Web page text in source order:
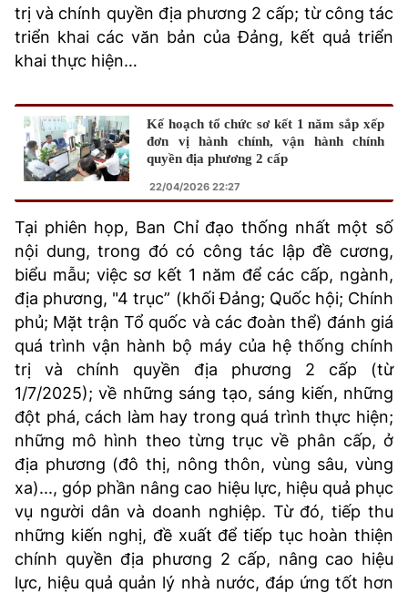
trị và chính quyền địa phương 2 cấp; từ công tác
triển khai các văn bản của Đảng, kết quả triển
khai thực hiện…
Kế hoạch tổ chức sơ kết 1 năm sắp xếp
đơn vị hành chính, vận hành chính
quyền địa phương 2 cấp
22/04/2026 22:27
Tại phiên họp, Ban Chỉ đạo thống nhất một số
nội dung, trong đó có công tác lập đề cương,
biểu mẫu; việc sơ kết 1 năm để các cấp, ngành,
địa phương, "4 trục” (khối Đảng; Quốc hội; Chính
phủ; Mặt trận Tổ quốc và các đoàn thể) đánh giá
quá trình vận hành bộ máy của hệ thống chính
trị và chính quyền địa phương 2 cấp (từ
1/7/2025); về những sáng tạo, sáng kiến, những
đột phá, cách làm hay trong quá trình thực hiện;
những mô hình theo từng trục về phân cấp, ở
địa phương (đô thị, nông thôn, vùng sâu, vùng
xa)..., góp phần nâng cao hiệu lực, hiệu quả phục
vụ người dân và doanh nghiệp. Từ đó, tiếp thu
những kiến nghị, đề xuất để tiếp tục hoàn thiện
chính quyền địa phương 2 cấp, nâng cao hiệu
lực, hiệu quả quản lý nhà nước, đáp ứng tốt hơn